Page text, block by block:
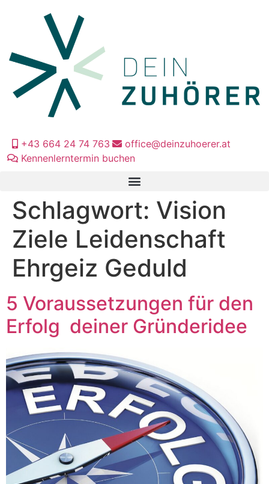
+43 664 24 74 763
office@deinzuhoerer.at
Kennenlerntermin buchen
Schlagwort: Vision
Ziele Leidenschaft
Ehrgeiz Geduld
5 Voraussetzungen für den
Erfolg deiner Gründeridee